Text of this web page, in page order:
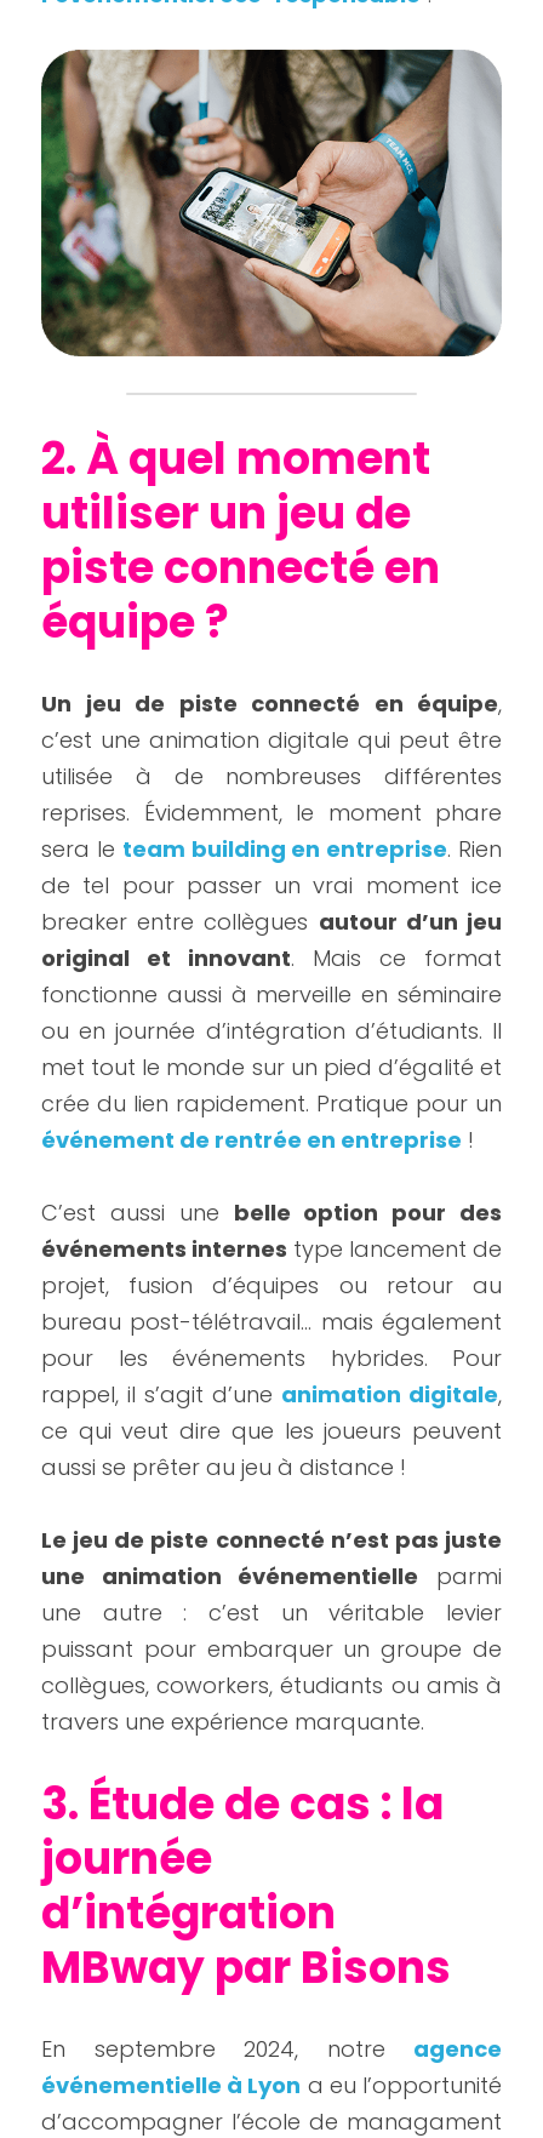
2. À quel moment
utiliser un jeu de
piste connecté en
équipe ?
Un jeu de piste connecté en équipe,
c’est une animation digitale qui peut être
utilisée à de nombreuses différentes
reprises. Évidemment, le moment phare
sera le team building en entreprise. Rien
de tel pour passer un vrai moment ice
breaker entre collègues autour d’un jeu
original et innovant. Mais ce format
fonctionne aussi à merveille en séminaire
ou en journée d’intégration d’étudiants. Il
met tout le monde sur un pied d’égalité et
événement de rentrée en entreprise !
C’est aussi une belle option pour des
événements internes type lancement de
projet, fusion d’équipes ou retour au
bureau post-télétravail… mais également
pour les événements hybrides. Pour
rappel, il s’agit d’une animation digitale,
ce qui veut dire que les joueurs peuvent
aussi se prêter au jeu à distance !
Le jeu de piste connecté n’est pas juste
une animation événementielle parmi
une autre : c’est un véritable levier
puissant pour embarquer un groupe de
collègues, coworkers, étudiants ou amis à
travers une expérience marquante.
3. Étude de cas : la
journée
d’intégration
MBway par Bisons
En septembre 2024, notre agence
événementielle à Lyon a eu l’opportunité
d’accompagner l’école de managament